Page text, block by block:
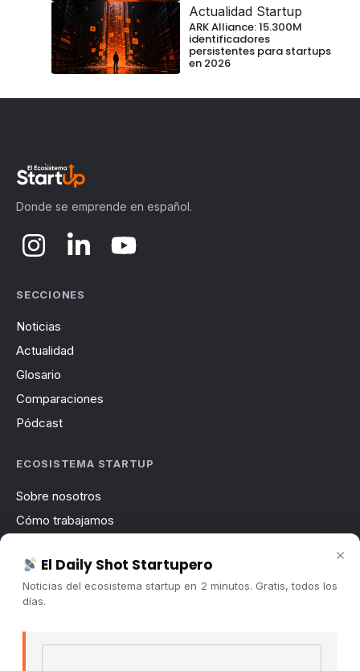
Actualidad Startup
ARK Alliance: 15.300M
identificadores
persistentes para startups
en 2026
Donde se emprende en español.
SECCIONES
Noticias
Actualidad
Glosario
Comparaciones
Pódcast
ECOSISTEMA STARTUP
Sobre nosotros
Cómo trabajamos
Contacto
Publicidad
×
El Daily Shot Startupero
Noticias del ecosistema startup en 2 minutos. Gratis, todos los
días.